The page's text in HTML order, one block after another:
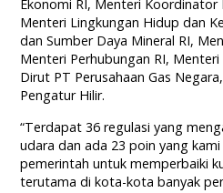
Ekonomi RI, Menteri
Menteri Lingkungan Hidup dan
dan Sumber Daya Mineral RI,
Menteri Perhubungan RI,
Dirut PT Perusahaan Gas
Pengatur Hilir.
“Terdapat 36 regulasi yang
udara dan ada 23 poin yang
pemerintah untuk memperbaiki
terutama di kota-kota banyak